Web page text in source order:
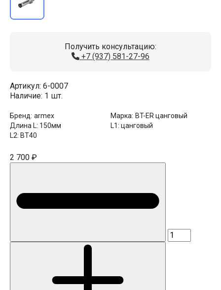
Получить консультацию:
+7 (937) 581-27-96
Артикул: 6-0007
Наличие: 1 шт.
Бренд: armex Марка: BT-ER цанговый
Длина L: 150мм L1: цанговый
L2: BT40
2 700 ₽